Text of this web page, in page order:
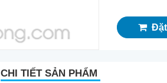
Đặt
CHI TIẾT SẢN PHẨM